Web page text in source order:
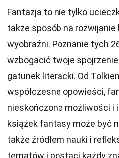
Fantazja to nie tylko
także sposób na
wyobraźni. Poznanie tych
wzbogacić twoje
gatunek literacki. Od
współczesne opowieści,
nieskończone możliwości i
książek fantasy może być
także źródłem nauki i
tematów i postaci każdy